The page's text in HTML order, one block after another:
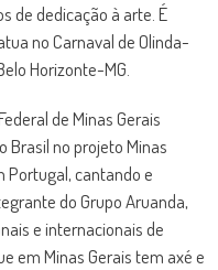
de dedicação à arte. É
no Carnaval de Olinda-
Horizonte-MG.
de Minas Gerais
Brasil no projeto Minas
Portugal, cantando e
do Grupo Aruanda,
e internacionais de
em Minas Gerais tem axé e